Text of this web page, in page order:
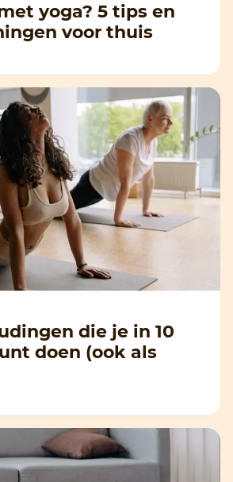
yoga? 5 tips en
voor thuis
die je in 10
doen (ook als